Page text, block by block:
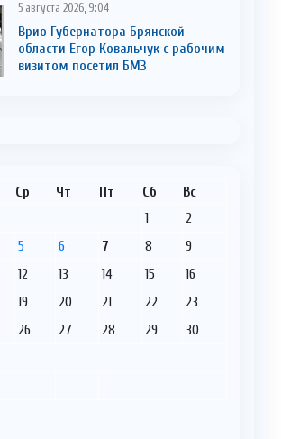
5 августа 2026, 9:04
Врио Губернатора Брянской
области Егор Ковальчук с рабочим
визитом посетил БМЗ
Ср Чт Пт Сб Вс
1
2
5 6 7 8
9
12 13 14 15
16
19 20 21 22
23
26 27 28 29
30